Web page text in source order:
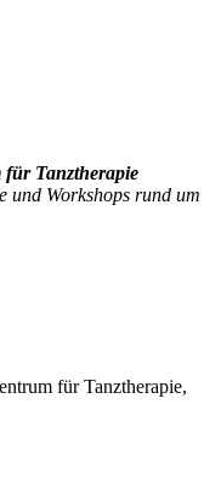
Tanztherapie
und Workshops rund um
für Tanztherapie,